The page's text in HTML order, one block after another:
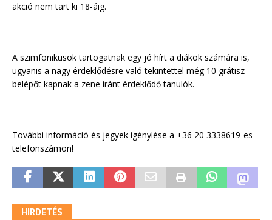
akció nem tart ki 18-áig.
A szimfonikusok tartogatnak egy jó hírt a diákok számára is,
ugyanis a nagy érdeklődésre való tekintettel még 10 grátisz
belépőt kapnak a zene iránt érdeklődő tanulók.
További információ és jegyek igénylése a +36 20 3338619-es
telefonszámon!
HIRDETÉS